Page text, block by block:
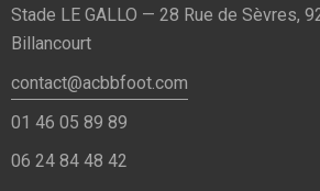
Stade LE GALLO — 28 Rue de Sèvres,
Billancourt
contact@acbbfoot.com
01 46 05 89 89
06 24 84 48 42